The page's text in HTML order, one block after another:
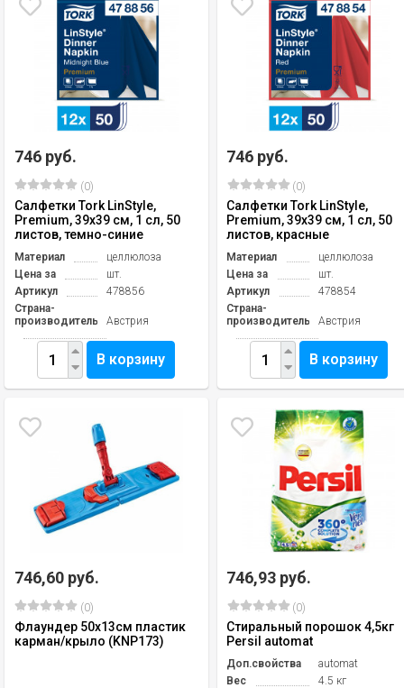
746 руб.
(0)
Салфетки Tork LinStyle,
Premium, 39х39 см, 1 сл, 50
листов, темно-синие
Материал
целлюлоза
Цена за
шт.
Артикул
478856
Страна-
производитель
Австрия
В корзину
746 руб.
(0)
Салфетки Tork LinStyle,
Premium, 39х39 см, 1 сл, 50
листов, красные
Материал
целлюлоза
Цена за
шт.
Артикул
478854
Страна-
производитель
Австрия
В корзину
746,60 руб.
(0)
Флаундер 50х13см пластик
карман/крыло (KNP173)
746,93 руб.
(0)
Стиральный порошок 4,5кг
Persil automat
Доп.свойства
automat
Вес
4.5 кг